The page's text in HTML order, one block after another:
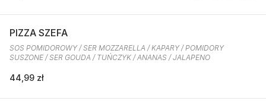
PIZZA SZEFA
SOS POMIDOROWY / SER MOZZARELLA / KAPARY / POMIDORY
SUSZONE / SER GOUDA / TUŃCZYK / ANANAS / JALAPENO
44,99 zł